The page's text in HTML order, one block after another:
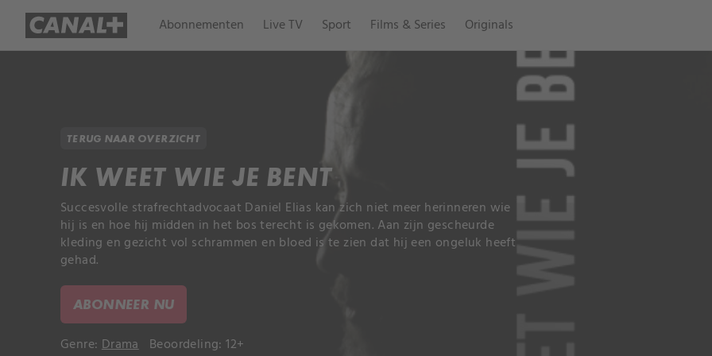
Abonnementen Live TV Sport Films & Series Originals
TERUG NAAR OVERZICHT
IK WEET WIE JE BENT
Succesvolle strafrechtadvocaat Daniel Elias kan zich niet meer herinneren wie
hij is en hoe hij midden in het bos terecht is gekomen. Aan zijn gescheurde
kleding en gezicht vol schrammen en bloed is te zien dat hij een ongeluk heeft
gehad.
ABONNEER NU
Genre: Drama Beoordeling: 12+